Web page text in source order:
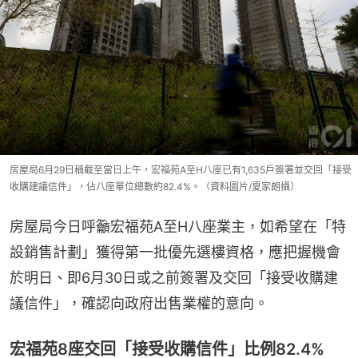
房屋局6月29日稱截至當日上午，宏福苑A至H八座已有1,635戶簽署並交回「接受
收購建議信件」，佔八座單位總數約82.4%。（資料圖片/夏家朗攝）
房屋局今日呼籲宏福苑A至H八座業主，如希望在「特
設銷售計劃」獲得第一批優先選樓資格，應把握機會
於明日、即6月30日或之前簽署及交回「接受收購建
議信件」，確認向政府出售業權的意向。
宏福苑8座交回「接受收購信件」比例82.4%